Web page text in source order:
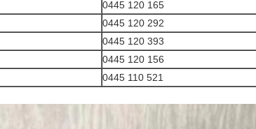
0445 120 165
0445 120 292
0445 120 393
0445 120 156
0445 110 521